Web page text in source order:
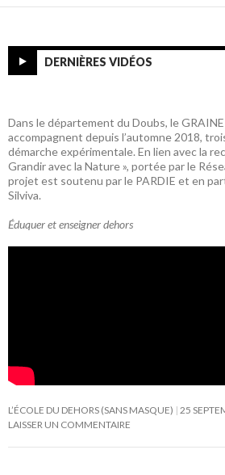
DERNIÈRES VIDÉOS
Dans le département du Doubs, le GRAINE
accompagnent depuis l’automne 2018,
démarche expérimentale. En lien avec la
Grandir avec la Nature », portée par le
projet est soutenu par le PARDIE et en
Silviva.
Éduquer et enseigner dehors
L’ÉCOLE DU DEHORS (SANS MASQUE) 25
LAISSER UN COMMENTAIRE